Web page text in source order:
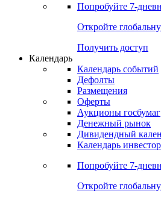
Попробуйте 7-
Откройте
Получить доступ
Календарь
Календарь событий
Дефолты
Размещения
Оферты
Аукционы госбумаг
Денежный рынок
Дивидендный
Календарь
Попробуйте 7-
Откройте